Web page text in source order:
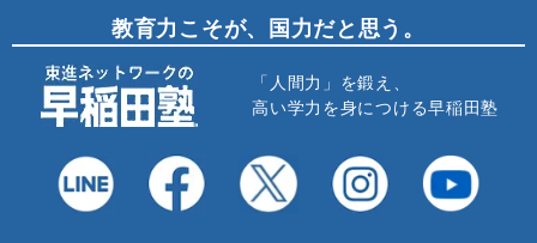
教育力こそが、国力だと思う。
「人間力」を鍛え、
高い学力を身につける早稲田塾